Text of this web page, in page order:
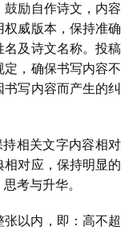
励自作诗文，内容
威版本，保持准确
名及诗文名称。投稿
，确保书写内容不
写内容而产生的纠
相关文字内容相对
对应，保持明显的
考与升华。
以内，即：高不超